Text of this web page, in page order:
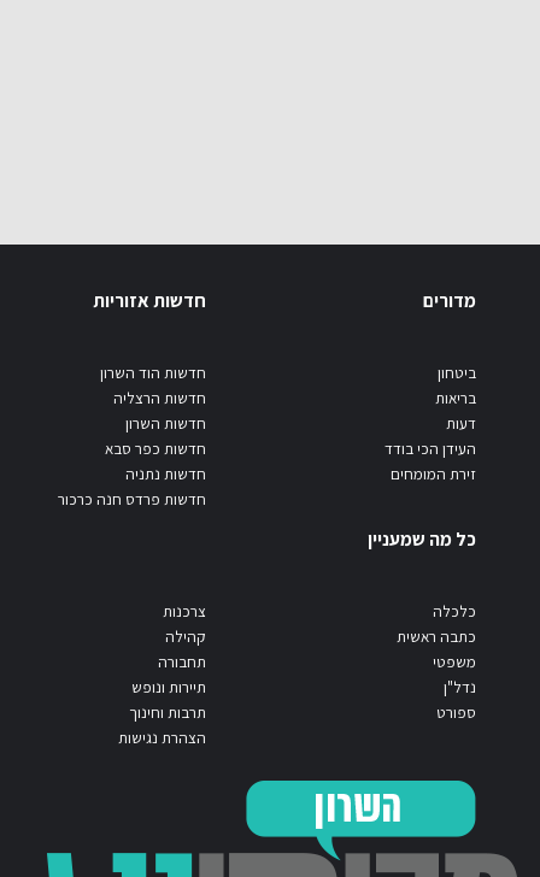
מדורים
ביטחון
בריאות
דעות
העידן הכי בודד
זירת המומחים
חדשות אזוריות
חדשות הוד השרון
חדשות הרצליה
חדשות השרון
חדשות כפר סבא
חדשות נתניה
חדשות פרדס חנה כרכור
כל מה שמעניין
כלכלה
כתבה ראשית
משפטי
נדל"ן
ספורט
צרכנות
קהילה
תחבורה
תיירות ונופש
תרבות וחינוך
הצהרת נגישות